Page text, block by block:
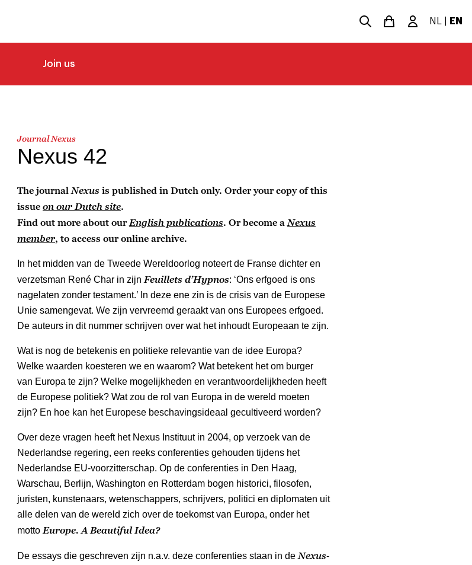
NL EN
Join us
Journal Nexus
Nexus 42
The journal Nexus is published in Dutch only. Order your copy of this
issue on our Dutch site.
Find out more about our English publications. Or become a Nexus
member, to access our online archive.
In het midden van de Tweede Wereldoorlog noteert de Franse dichter en
verzetsman René Char in zijn Feuillets d’Hypnos: ‘Ons erfgoed is ons
nagelaten zonder testament.’ In deze ene zin is de crisis van de Europese
Unie samengevat. We zijn vervreemd geraakt van ons Europees erfgoed.
De auteurs in dit nummer schrijven over wat het inhoudt Europeaan te zijn.
Wat is nog de betekenis en politieke relevantie van de idee Europa?
Welke waarden koesteren we en waarom? Wat betekent het om burger
van Europa te zijn? Welke mogelijkheden en verantwoordelijk­heden heeft
de Europese politiek? Wat zou de rol van Europa in de wereld moeten
zijn? En hoe kan het Europese beschavingsideaal gecultiveerd worden?
Over deze vragen heeft het Nexus Instituut in 2004, op verzoek van de
Nederlandse regering, een reeks conferenties gehouden tijdens het
Nederlandse EU-voorzitterschap. Op de conferenties in Den Haag,
Warschau, Berlijn, Washington en Rotterdam bogen historici, filosofen,
juristen, kunstenaars, wetenschappers, schrijvers, politici en diplomaten uit
alle delen van de wereld zich over de toekomst van Europa, onder het
motto Europe. A Beautiful Idea?
De essays die geschreven zijn n.a.v. deze conferenties staan in de Nexus-